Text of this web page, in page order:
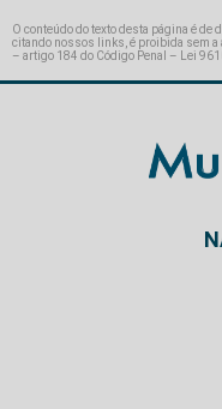
O conteúdo do texto desta página é de
citando nossos links, é proibida sem a
– artigo 184 do Código Penal –
Lei